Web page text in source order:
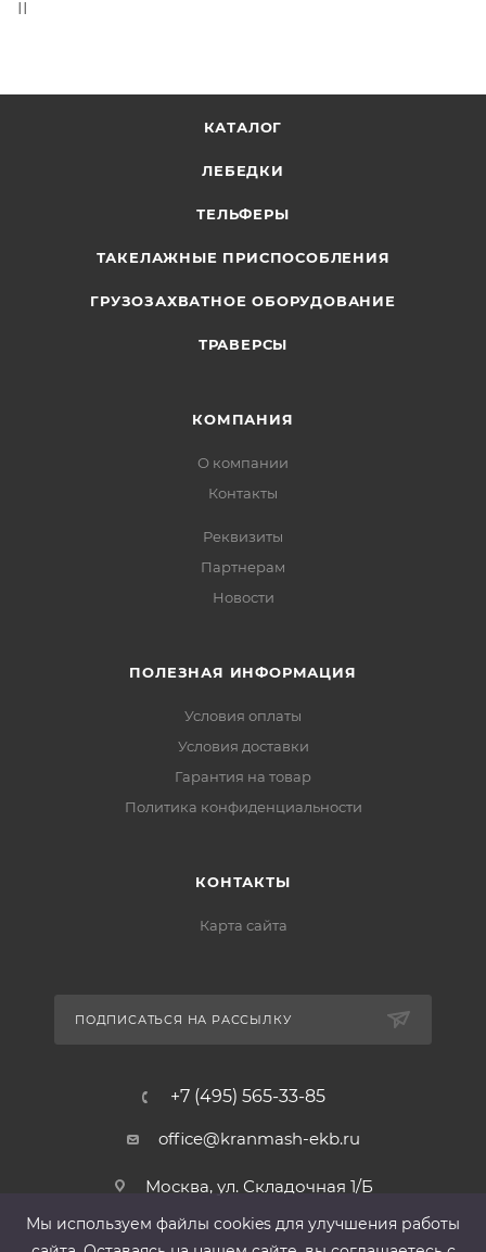
II
КАТАЛОГ
ЛЕБЕДКИ
ТЕЛЬФЕРЫ
ТАКЕЛАЖНЫЕ ПРИСПОСОБЛЕНИЯ
ГРУЗОЗАХВАТНОЕ ОБОРУДОВАНИЕ
ТРАВЕРСЫ
КОМПАНИЯ
О компании
Контакты
Реквизиты
Партнерам
Новости
ПОЛЕЗНАЯ ИНФОРМАЦИЯ
Условия оплаты
Условия доставки
Гарантия на товар
Политика конфиденциальности
КОНТАКТЫ
Карта сайта
ПОДПИСАТЬСЯ НА РАССЫЛКУ
+7 (495) 565-33-85
office@kranmash-ekb.ru
Москва, ул. Складочная 1/Б
Мы используем файлы cооkies для улучшения работы